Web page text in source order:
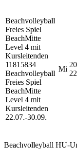
Beachvolleyball
Freies Spiel
BeachMitte
Level 4 mit
Kursleitenden
11815834
Beachvolleyball
Freies Spiel
BeachMitte
Level 4 mit
Kursleitenden
22.07.-30.09.
Mi
Beachvolleyball HU-